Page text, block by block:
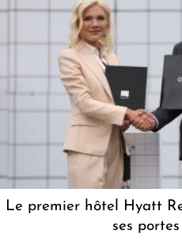
Le premier hôtel Hyatt
ses